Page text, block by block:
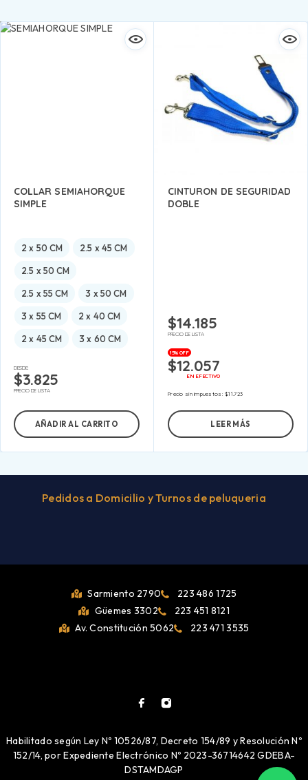
COLLAR SEMIAHORQUE
SIMPLE
2 x 50 CM 2.5 x 45 CM
2.5 x 50 CM
2.5 x 55 CM 3 x 50 CM
3 x 55 CM 2 x 40 CM
2 x 45 CM 3 x 60 CM
DESDE:
$3.825
PRECIO DE LISTA
AÑADIR AL CARRITO
CINTURON DE SEGURIDAD
DOBLE
$14.185
PRECIO DE LISTA
15% OFF
$12.057
EN EFECTIVO
Precio sin impuestos:$11.723
LEER MÁS
Pedidos a Domicilio y Turnos de peluqueria
Sarmiento 2790
223 486 1725
Güemes 3302
223 451 8121
Av. Constitución 5062
223 471 3535
Habilitado según Ley Nº 10526/87, Decreto 154/89 y Resolución Nº
152/14, por Expediente Electrónico Nº 2023-36714642 GDEBA-
DSTAMDAGP